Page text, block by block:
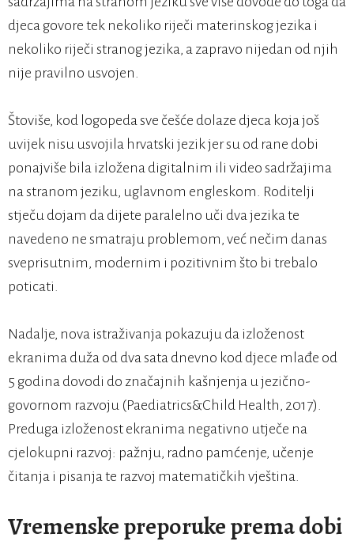
djeca govore tek nekoliko riječi materinskog jezika i
nekoliko riječi stranog jezika, a zapravo nijedan od njih
nije pravilno usvojen.
Štoviše, kod logopeda sve češće dolaze djeca koja još
uvijek nisu usvojila hrvatski jezik jer su od rane dobi
ponajviše bila izložena digitalnim ili video sadržajima
na stranom jeziku, uglavnom engleskom. Roditelji
stječu dojam da dijete paralelno uči dva jezika te
navedeno ne smatraju problemom, već nečim danas
sveprisutnim, modernim i pozitivnim što bi trebalo
poticati.
Nadalje, nova istraživanja pokazuju da izloženost
ekranima duža od dva sata dnevno kod djece mlađe od
5 godina dovodi do značajnih kašnjenja u jezično-
govornom razvoju (Paediatrics&Child Health, 2017).
Preduga izloženost ekranima negativno utječe na
cjelokupni razvoj: pažnju, radno pamćenje, učenje
čitanja i pisanja te razvoj matematičkih vještina.
Vremenske preporuke prema dobi